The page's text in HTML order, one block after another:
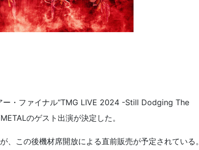
ー・ファイナル“TMG LIVE 2024 -Still Dodging The
のゲスト出演が決定した。
、この後機材席開放による直前販売が予定されている。